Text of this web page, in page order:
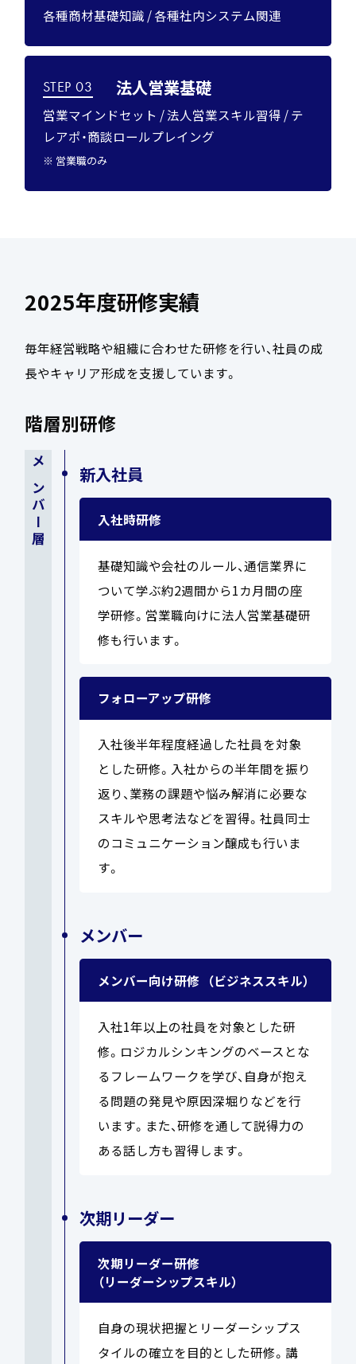
各種商材基礎知識 / 各種社内システム関連
STEP 03 法人営業基礎
営業マインドセット / 法人営業スキル習得 / テ
レアポ・商談ロールプレイング
※ 営業職のみ
2025年度研修実績
毎年経営戦略や組織に合わせた研修を行い、社員の成
長やキャリア形成を支援しています。
階層別研修
メンバー層 新入社員
入社時研修
基礎知識や会社のルール、通信業界に
ついて学ぶ約2週間から1カ月間の座
学研修。営業職向けに法人営業基礎研
修も行います。
フォローアップ研修
入社後半年程度経過した社員を対象
とした研修。入社からの半年間を振り
返り、業務の課題や悩み解消に必要な
スキルや思考法などを習得。社員同士
のコミュニケーション醸成も行いま
す。
メンバー
メンバー向け研修 （ビジネススキル）
入社1年以上の社員を対象とした研
修。ロジカルシンキングのベースとな
るフレームワークを学び、自身が抱え
る問題の発見や原因深堀りなどを行
います。また、研修を通して説得力の
ある話し方も習得します。
次期リーダー
次期リーダー研修
（リーダーシップスキル）
自身の現状把握とリーダーシップス
タイルの確立を目的とした研修。講